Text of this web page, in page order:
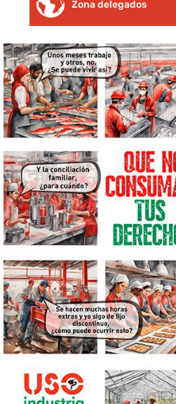
Zona delegados